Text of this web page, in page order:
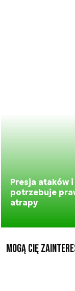
Presja ataków
potrzebuje
atrapy
Mogą Cię